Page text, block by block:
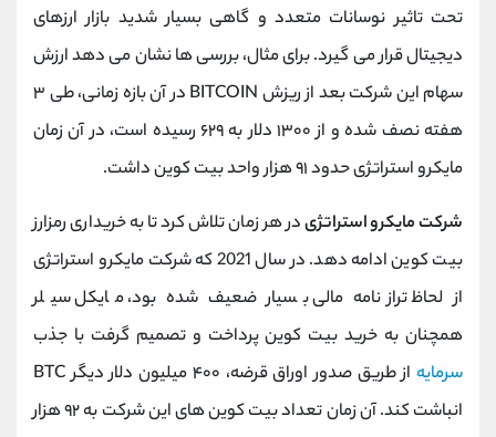
تحت تاثیر نوسانات متعدد و گاهی بسیار شدید بازار ارزهای
دیجیتال قرار می گیرد. برای مثال، بررسی‌ ها نشان می ‌دهد ارزش
سهام این شرکت بعد از ریزش BITCOIN
در آن بازه زمانی، طی ۳
هفته نصف شده و از ۱۳۰۰ دلار به ۶۲۹ رسیده است، در آن زمان
مایکرو استراتژی حدود ۹۱ هزار واحد بیت کوین داشت.
شرکت مایکرو استراتژیدر هر زمان تلاش کرد تا به خریداری رمزارز
بیت کوین ادامه دهد. در سال 2021 که شرکت مایکرو استراتژی
از لحاظ ترازنامه مالی بسیار ضعیف شده بود، مایکل سیلر
همچنان به خرید بیت کوین پرداخت و تصمیم گرفت با جذب
سرمایه از طریق صدور اوراق قرضه، ۴۰۰ میلیون دلار دیگر
BTC
انباشت کند. آن زمان تعداد بیت کوین ‌های این شرکت به ۹۲ هزار